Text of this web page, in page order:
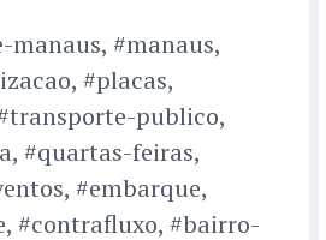
#manaus,
#placas,
publico,
#quartas-feiras,
#embarque,
#contrafluxo, #bairro-